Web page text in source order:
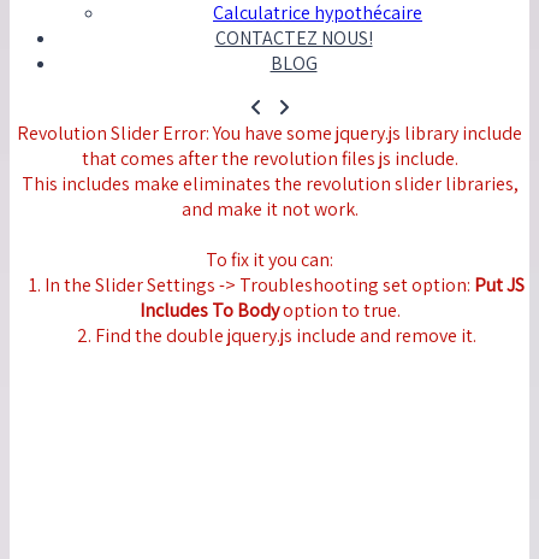
Calculatrice hypothécaire
CONTACTEZ NOUS!
BLOG
Revolution Slider Error: You have some jquery.js library include
that comes after the revolution files js include.
This includes make eliminates the revolution slider libraries,
and make it not work.
To fix it you can:
1. In the Slider Settings -> Troubleshooting set option: Put JS
Includes To Bodyoption to true.
2. Find the double jquery.js include and remove it.